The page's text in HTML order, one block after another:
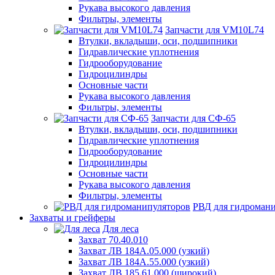
Рукава высокого давления
Фильтры, элементы
Запчасти для VM10L74
Втулки, вкладыши, оси, подшипники
Гидравлические уплотнения
Гидрооборудование
Гидроцилиндры
Основные части
Рукава высокого давления
Фильтры, элементы
Запчасти для СФ-65
Втулки, вкладыши, оси, подшипники
Гидравлические уплотнения
Гидрооборудование
Гидроцилиндры
Основные части
Рукава высокого давления
Фильтры, элементы
РВД для
Захваты и грейферы
Для леса
Захват 70.40.010
Захват ЛВ 184А.05.000 (узкий)
Захват ЛВ 184А.55.000 (узкий)
Захват ЛВ 185.61.000 (широкий)